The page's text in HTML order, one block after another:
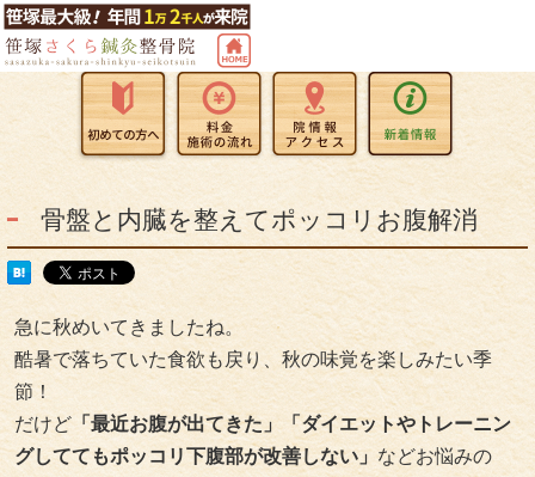
骨盤と内臓を整えてポッコリお腹解消
急に秋めいてきましたね。
酷暑で落ちていた食欲も戻り、秋の味覚を楽しみたい季
節！
だけど 「最近お腹が出てきた」「ダイエットやトレーニン
グしててもポッコリ下腹部が改善しない」などお悩みの